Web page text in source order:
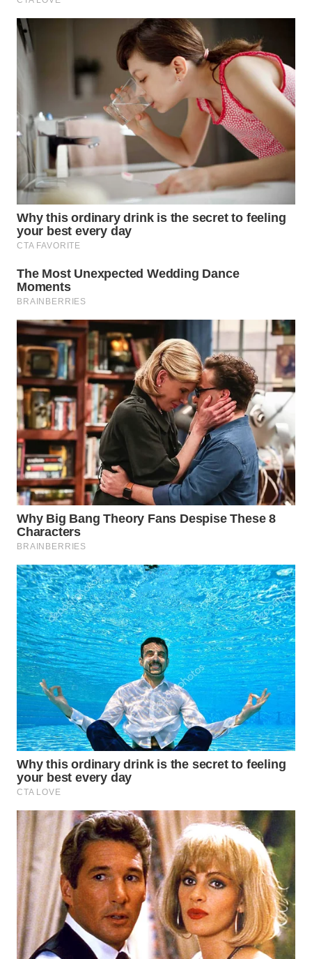
KALTARA
WN
KALTIM
WN
SULSEL
WN
GORONTALO
WN
SULUT
WN
MALUKU
WN
MALUT
WN
DAIRI
WN
DANAU
TOBA
WN
WN
LANGKAT
WN
TAPANULI
SELATAN
WN
TANJUNG
LESUNG
WN
KARO
WN
SIMALUNGUN
WN
LABUHANBATU
WN
TAPANULI